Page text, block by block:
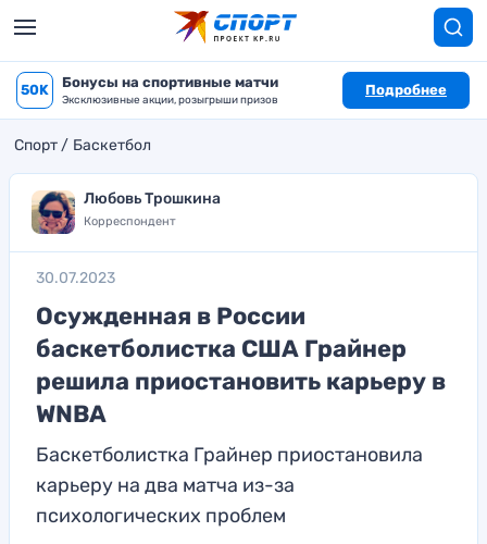
50K Бонусы на спортивные матчи
Эксклюзивные акции, розыгрыши призов
Подробнее
Спорт Баскетбол
Любовь Трошкина
Корреспондент
30.07.2023
Осужденная в России
баскетболистка США Грайнер
решила приостановить карьеру в
WNBA
Баскетболистка Грайнер приостановила
карьеру на два матча из-за
психологических проблем